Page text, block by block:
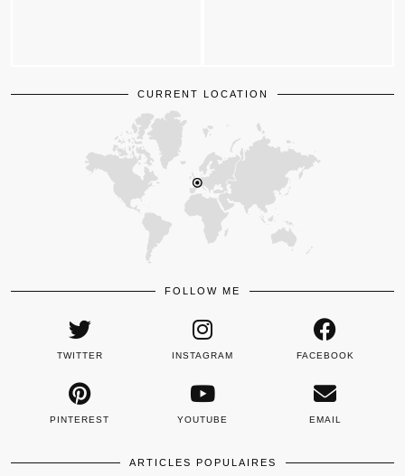
CURRENT LOCATION
FOLLOW ME
TWITTER INSTAGRAM FACEBOOK
PINTEREST YOUTUBE EMAIL
ARTICLES POPULAIRES